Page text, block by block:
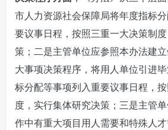
市人力资源社会保障局将年度指标
要议事日程，按照三重一大决策制
策；二是主管单位应参照本办法建
大事项决策程序，将用人单位引进
标分配等事项列入重要议事日程，
度，实行集体研究决策；三是主管
作中有重大项目用人需要和特殊人